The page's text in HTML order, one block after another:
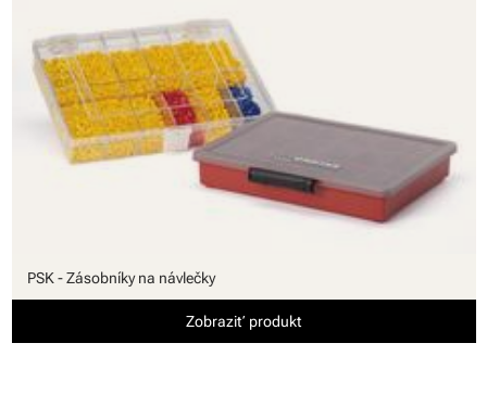
PSK - Zásobníky na návlečky
Zobraziť produkt